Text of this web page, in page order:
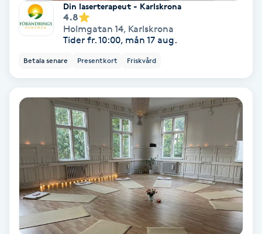
Spa-manikyr
Spraytan
Stylist
Sugaring
Svensk massage
Svettbehandling
Din laserterapeut - Karlskrona
4.8
Holmgatan 14, Karlskrona
Tider fr. 10:00, mån 17 aug.
Betala senare Presentkort Friskvård